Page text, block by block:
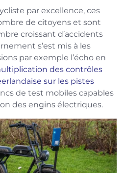
par excellence, ces
de citoyens et sont
croissant d’accidents
s’est mis à les
par exemple l’écho en
des contrôles
sur les pistes
de test mobiles capables
des engins électriques.